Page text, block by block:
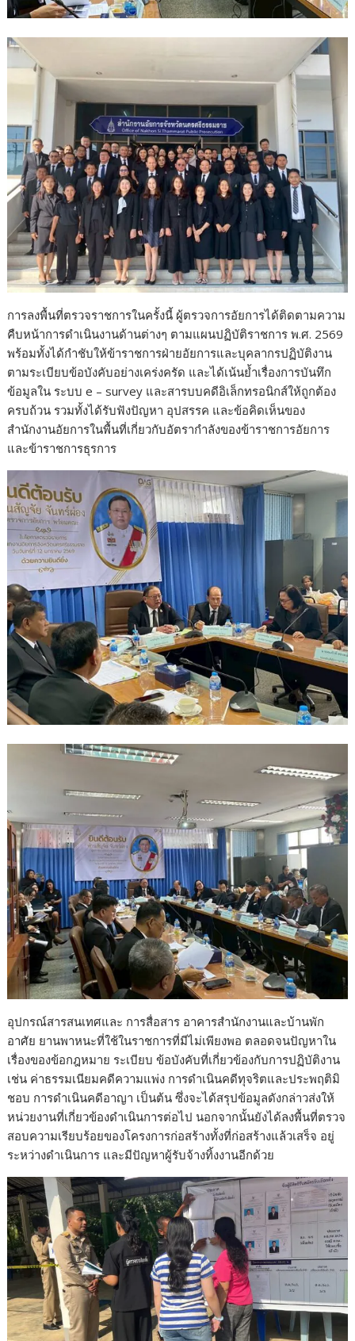
การลงพื้นที่ตรวจราชการในครั้งนี้ ผู้ตรวจการอัยการได้ติดตามความ
คืบหน้าการดำเนินงานด้านต่างๆ ตามแผนปฏิบัติราชการ พ.ศ. 2569
พร้อมทั้งได้กำชับให้ข้าราชการฝ่ายอัยการและบุคลากรปฏิบัติงาน
ตามระเบียบข้อบังคับอย่างเคร่งครัด และได้เน้นย้ำเรื่องการบันทึก
ข้อมูลใน ระบบ e – survey และสารบบคดีอิเล็กทรอนิกส์ให้ถูกต้อง
ครบถ้วน รวมทั้งได้รับฟังปัญหา อุปสรรค และข้อคิดเห็นของ
สำนักงานอัยการในพื้นที่เกี่ยวกับอัตรากำลังของข้าราชการอัยการ
และข้าราชการธุรการ
อุปกรณ์สารสนเทศและ การสื่อสาร อาคารสำนักงานและบ้านพัก
อาศัย ยานพาหนะที่ใช้ในราชการที่มีไม่เพียงพอ ตลอดจนปัญหาใน
เรื่องของข้อกฎหมาย ระเบียบ ข้อบังคับที่เกี่ยวข้องกับการปฏิบัติงาน
เช่น ค่าธรรมเนียมคดีความแพ่ง การดำเนินคดีทุจริตและประพฤติมิ
ชอบ การดำเนินคดีอาญา เป็นต้น ซึ่งจะได้สรุปข้อมูลดังกล่าวส่งให้
หน่วยงานที่เกี่ยวข้องดำเนินการต่อไป นอกจากนั้นยังได้ลงพื้นที่ตรวจ
สอบความเรียบร้อยของโครงการก่อสร้างทั้งที่ก่อสร้างแล้วเสร็จ อยู่
ระหว่างดำเนินการ และมีปัญหาผู้รับจ้างทิ้งงานอีกด้วย